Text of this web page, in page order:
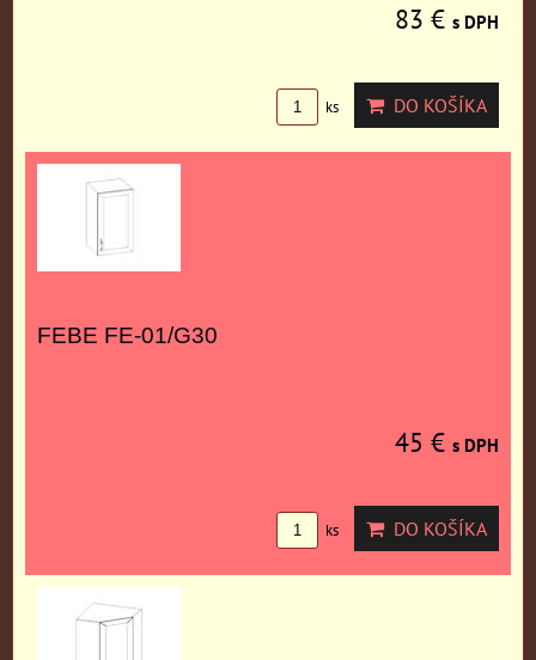
83 € s DPH
ks DO KOŠÍKA
FEBE FE-01/G30
45 € s DPH
ks DO KOŠÍKA